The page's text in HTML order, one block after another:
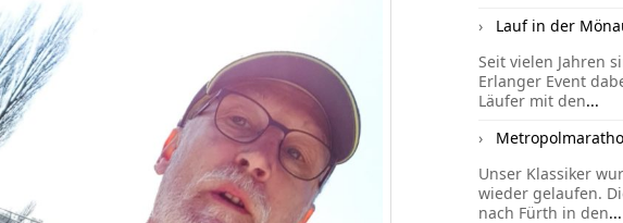
Lauf in der
Seit vielen Jahren
Erlanger Event
Läufer mit den...
Unser Klassiker
wieder gelaufen.
nach Fürth in den...